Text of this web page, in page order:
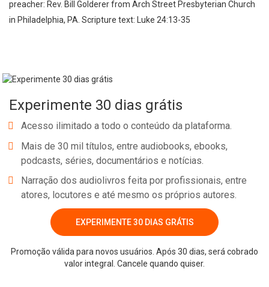
preacher: Rev. Bill Golderer from Arch Street Presbyterian Church
in Philadelphia, PA. Scripture text: Luke 24:13-35
Experimente 30 dias grátis
Acesso ilimitado a todo o conteúdo da plataforma.
Mais de 30 mil títulos, entre audiobooks, ebooks,
podcasts, séries, documentários e notícias.
Narração dos audiolivros feita por profissionais, entre
atores, locutores e até mesmo os próprios autores.
EXPERIMENTE 30 DIAS GRÁTIS
Promoção válida para novos usuários. Após 30 dias, será cobrado
valor integral. Cancele quando quiser.